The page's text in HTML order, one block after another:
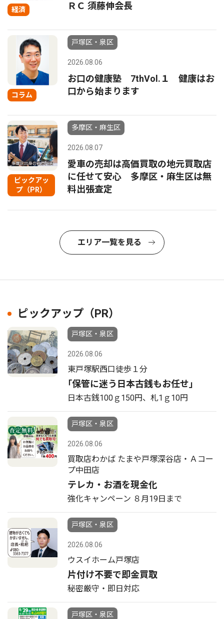
経済
ＲＣ 須藤伸会長
コラム
戸塚区・泉区
2026.08.06
お口の健康塾 7thVol.１ 健康はお
口から始まります
ピックアッ
プ（PR）
多摩区・麻生区
2026.08.07
愛車の売却は高価買取の地元買取店
に任せて安心 多摩区・麻生区は無
料出張査定
エリア一覧を見る
ピックアップ（PR）
戸塚区・泉区
2026.08.06
東戸塚駅西口徒歩１分
｢保管に迷う日本古銭もお任せ｣
日本古銭100ｇ150円、札1ｇ10円
戸塚区・泉区
2026.08.06
買取店わかば たまや戸塚深谷店・Ａコー
プ中田店
テレカ・お酒を現金化
強化キャンペーン ８月19日まで
戸塚区・泉区
2026.08.06
ウスイホーム戸塚店
片付け不要で即金買取
秘密厳守・即日対応
戸塚区・泉区